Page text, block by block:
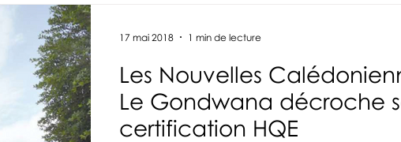
Les Nouvelles
Le Gondwana décroche
certification HQE
17 mai 2018 1 min de lecture